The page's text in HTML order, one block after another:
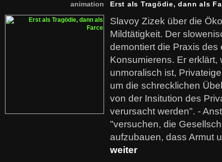
animation Erst als Tragödie, dann als
Slavoy Zizek über die
Mildtätigkeit. Der
demontiert die Praxis des
Konsumierens. Er erklärt,
unmoralisch ist,
um die schrecklichen
von der Insitution des
verursacht werden". -
"versuchen, die
aufzubauen, dass Armut
weiter